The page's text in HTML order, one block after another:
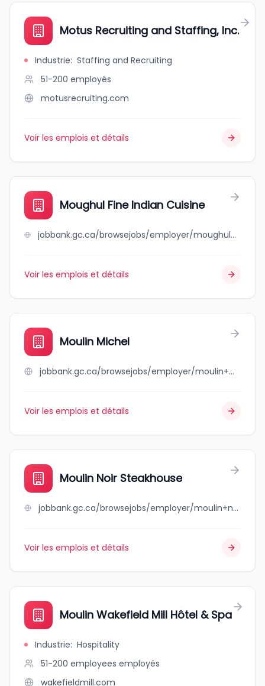
Motus Recruiting and Staffing, Inc.
Industrie: Staffing and Recruiting
51-200 employés
motusrecruiting.com
Voir les emplois et détails
Moughul Fine Indian Cuisine
jobbank.gc.ca/browsejobs/employer/moughul+fine+indian+cuisine/ca
Voir les emplois et détails
Moulin Michel
jobbank.gc.ca/browsejobs/employer/moulin+michel/ca
Voir les emplois et détails
Moulin Noir Steakhouse
jobbank.gc.ca/browsejobs/employer/moulin+noir+steakhouse/ca
Voir les emplois et détails
Moulin Wakefield Mill Hôtel & Spa
Industrie: Hospitality
51-200 employees employés
wakefieldmill.com